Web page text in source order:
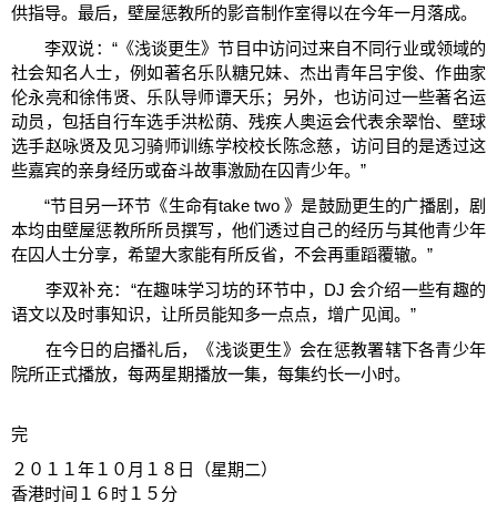
供指导。最后，壁屋惩教所的影音制作室得以在今年一月落成。
李双说：“《浅谈更生》节目中访问过来自不同行业或领域的
社会知名人士，例如著名乐队糖兄妹、杰出青年吕宇俊、作曲家
伦永亮和徐伟贤、乐队导师谭天乐；另外，也访问过一些著名运
动员，包括自行车选手洪松荫、残疾人奥运会代表余翠怡、壁球
选手赵咏贤及见习骑师训练学校校长陈念慈，访问目的是透过这
些嘉宾的亲身经历或奋斗故事激励在囚青少年。”
“节目另一环节《生命有take two 》是鼓励更生的广播剧，剧
本均由壁屋惩教所所员撰写，他们透过自己的经历与其他青少年
在囚人士分享，希望大家能有所反省，不会再重蹈覆辙。”
李双补充：“在趣味学习坊的环节中，DJ 会介绍一些有趣的
语文以及时事知识，让所员能知多一点点，增广见闻。”
在今日的启播礼后，《浅谈更生》会在惩教署辖下各青少年
院所正式播放，每两星期播放一集，每集约长一小时。
完
２０１１年１０月１８日（星期二）
香港时间１６时１５分